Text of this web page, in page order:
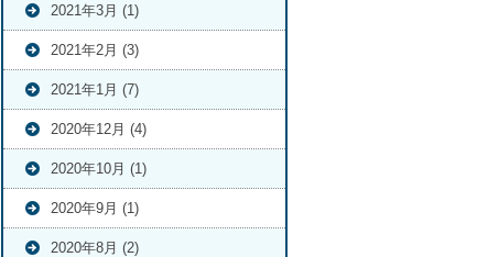
2021年3月 (1)
2021年2月 (3)
2021年1月 (7)
2020年12月 (4)
2020年10月 (1)
2020年9月 (1)
2020年8月 (2)